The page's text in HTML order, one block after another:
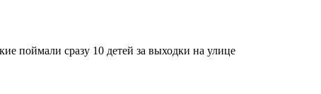
поймали сразу 10 детей за выходки на улице